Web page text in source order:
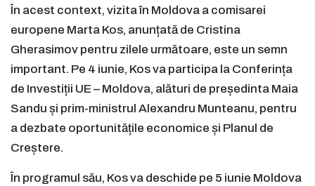
În acest context, vizita în Moldova a comisarei
europene Marta Kos, anunțată de Cristina
Gherasimov pentru zilele următoare, este un semn
important. Pe 4 iunie, Kos va participa la Conferința
de Investiții UE – Moldova, alături de președinta Maia
Sandu și prim-ministrul Alexandru Munteanu, pentru
a dezbate oportunitățile economice și Planul de
Creștere.
În programul său, Kos va deschide pe 5 iunie Moldova